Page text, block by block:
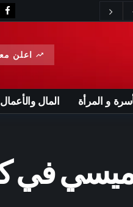
اعلن
و المرأة المال والأعمال
ميسي